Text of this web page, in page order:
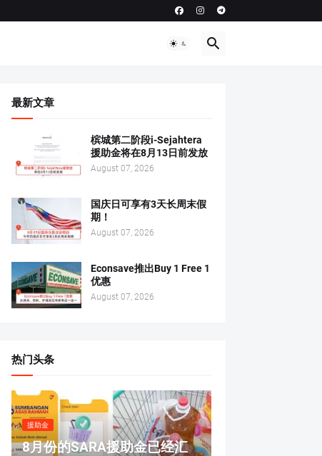
最新文章
槟城第二阶段i-Sejahtera
援助金将在8月13日前发放
August 07, 2026
国庆日可享有3天长周末假
期！
August 07, 2026
Econsave推出Buy 1 Free 1
优惠
August 07, 2026
热门头条
援助金
8月份的SARA援助金已经汇